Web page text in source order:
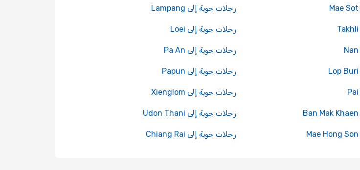
رحلات جوية إلى Lampang
رحلات جوية إلى Loei
رحلات جوية إلى Pa An
رحلات جوية إلى Papun
رحلات جوية إلى Xienglom
رحلات جوية إلى Udon Thani
رحلات جوية إلى Chiang Rai